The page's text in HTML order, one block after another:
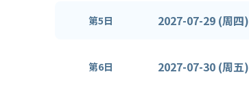
第5日 2027-07-29 (周四)
第6日 2027-07-30 (周五)